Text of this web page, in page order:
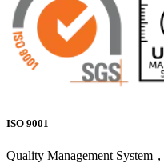
ISO 9001
Quality Management System